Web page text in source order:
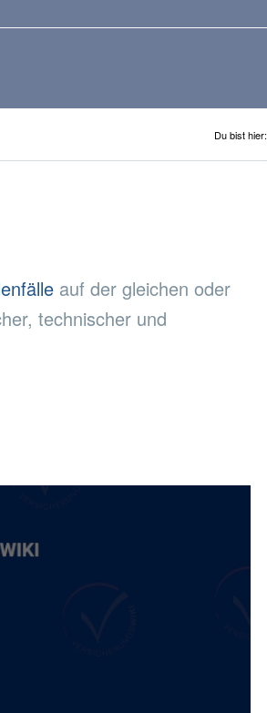
Du bist hier:
auf der gleichen oder
technischer und